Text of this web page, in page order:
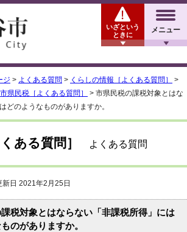
メニュー
いざという
ときに
ジ > よくある質問 > くらしの情報［よくある質問］
>
市県民税［よくある質問］
> 市県民税の課税対象とはな
どのようなものがありますか。
ある質問］ よくある質問
日 2021年2月25日
税対象とはならない「非課税所得」には
のがありますか。